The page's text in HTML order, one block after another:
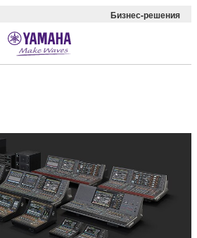
Бизнес-решения